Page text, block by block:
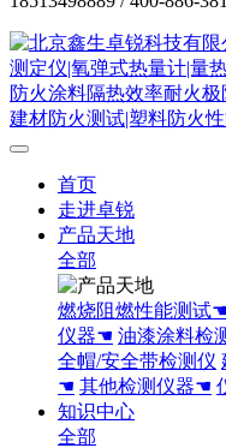
首页
走进卓锐
产品天地
全部
燃烧阻燃性能测试☚
仪器☚ 油漆涂料检
全帽/安全带检测仪
☚ 其他检测仪器☚
知识中心
全部